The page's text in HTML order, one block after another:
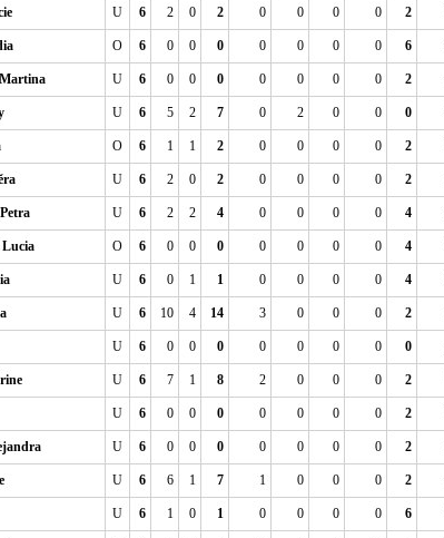
U 6 2 0 2 0 0 0 0 2
O 6 0 0 0 0 0 0 0 6
U 6 0 0 0 0 0 0 0 2
U 6 5 2 7 0 2 0 0 0
O 6 1 1 2 0 0 0 0 2
U 6 2 0 2 0 0 0 0 2
U 6 2 2 4 0 0 0 0 4
O 6 0 0 0 0 0 0 0 4
U 6 0 1 1 0 0 0 0 4
U 6 10 4 14 3 0 0 0 2
U 6 0 0 0 0 0 0 0 0
U 6 7 1 8 2 0 0 0 2
U 6 0 0 0 0 0 0 0 2
U 6 0 0 0 0 0 0 0 2
U 6 6 1 7 1 0 0 0 2
U 6 1 0 1 0 0 0 0 6